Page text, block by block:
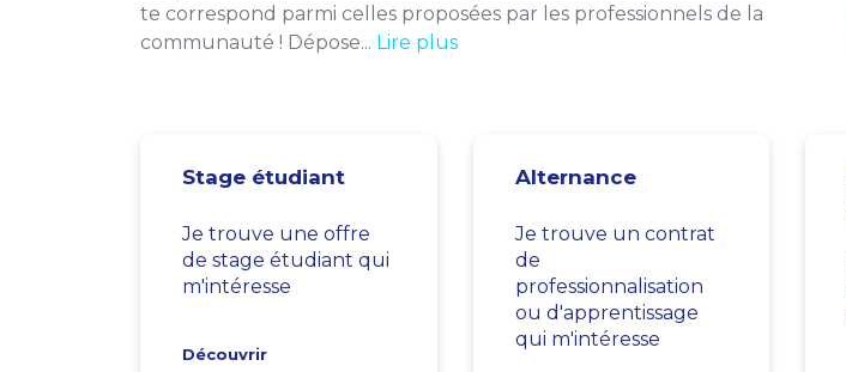
te correspond parmi celles proposées par les professionnels de la
communauté ! Dépose... Lire plus
Stage étudiant
Je trouve une offre
de stage étudiant qui
m'intéresse
Découvrir
Alternance
Je trouve un contrat
de
professionnalisation
ou d'apprentissage
qui m'intéresse